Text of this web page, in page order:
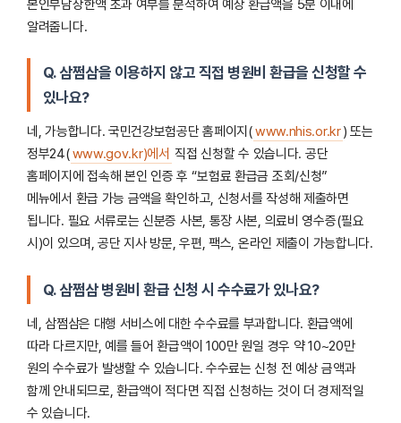
본인부담상한액 초과 여부를 분석하여 예상 환급액을 5분 이내에
알려줍니다.
Q. 삼쩜삼을 이용하지 않고 직접 병원비 환급을 신청할 수
있나요?
네, 가능합니다. 국민건강보험공단 홈페이지(www.nhis.or.kr) 또는
정부24(www.gov.kr)에서 직접 신청할 수 있습니다. 공단
홈페이지에 접속해 본인 인증 후 “보험료 환급금 조회/신청”
메뉴에서 환급 가능 금액을 확인하고, 신청서를 작성해 제출하면
됩니다. 필요 서류로는 신분증 사본, 통장 사본, 의료비 영수증(필요
시)이 있으며, 공단 지사 방문, 우편, 팩스, 온라인 제출이 가능합니다.
Q. 삼쩜삼 병원비 환급 신청 시 수수료가 있나요?
네, 삼쩜삼은 대행 서비스에 대한 수수료를 부과합니다. 환급액에
따라 다르지만, 예를 들어 환급액이 100만 원일 경우 약 10~20만
원의 수수료가 발생할 수 있습니다. 수수료는 신청 전 예상 금액과
함께 안내되므로, 환급액이 적다면 직접 신청하는 것이 더 경제적일
수 있습니다.